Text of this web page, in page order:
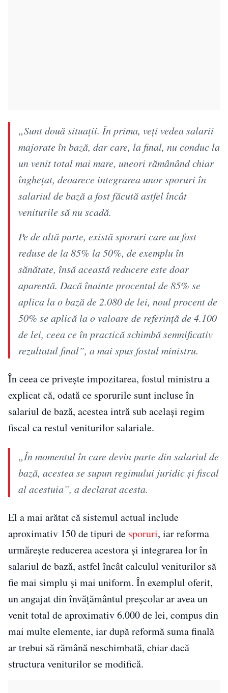
„Sunt două situații. În prima, veți vedea salarii
majorate în bază, dar care, la final, nu conduc la
un venit total mai mare, uneori rămânând chiar
înghețat, deoarece integrarea unor sporuri în
salariul de bază a fost făcută astfel încât
veniturile să nu scadă.
Pe de altă parte, există sporuri care au fost
reduse de la 85% la 50%, de exemplu în
sănătate, însă această reducere este doar
aparentă. Dacă înainte procentul de 85% se
aplica la o bază de 2.080 de lei, noul procent de
50% se aplică la o valoare de referință de 4.100
de lei, ceea ce în practică schimbă semnificativ
rezultatul final”, a mai spus fostul ministru.
În ceea ce privește impozitarea, fostul ministru a
explicat că, odată ce sporurile sunt incluse în
salariul de bază, acestea intră sub același regim
fiscal ca restul veniturilor salariale.
„În momentul în care devin parte din salariul de
bază, acestea se supun regimului juridic și fiscal
al acestuia”, a declarat acesta.
El a mai arătat că sistemul actual include
aproximativ 150 de tipuri de sporuri, iar reforma
urmărește reducerea acestora și integrarea lor în
salariul de bază, astfel încât calculul veniturilor să
fie mai simplu și mai uniform. În exemplul oferit,
un angajat din învățământul preșcolar ar avea un
venit total de aproximativ 6.000 de lei, compus din
mai multe elemente, iar după reformă suma finală
ar trebui să rămână neschimbată, chiar dacă
structura veniturilor se modifică.